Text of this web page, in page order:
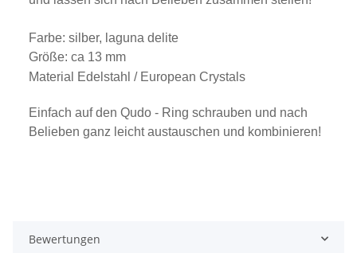
Farbe: silber, laguna delite
Größe: ca 13 mm
Material Edelstahl / European Crystals
Einfach auf den Qudo - Ring schrauben und nach
Belieben ganz leicht austauschen und kombinieren!
Bewertungen